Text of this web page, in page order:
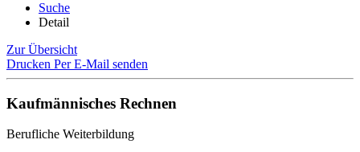
Suche
Detail
Zur Übersicht
Drucken Per E-Mail senden
Kaufmännisches Rechnen
Berufliche Weiterbildung